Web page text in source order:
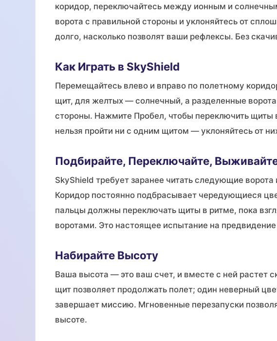
коридор, переключайтесь между ионным и
ворота с правильной стороны и уклоняйтесь от
долго, насколько позволят ваши рефлексы. Без
Как Играть в SkyShield
Перемещайтесь влево и вправо по полетному
щит, для желтых — солнечный, а разделенные
стороны. Нажмите Пробел, чтобы переключить щиты
нельзя пройти ни с одним щитом — уклоняйтесь от
Подбирайте, Переключайте,
SkyShield требует заранее читать следующие
Коридор постоянно подбрасывает чередующиеся
пальцы должны переключать щиты в ритме, пока
воротами. Это настоящее испытание на предвидение
Набирайте Высоту
Ваша высота — это ваш счет, и вместе с ней растет
щит позволяет продолжать полет; один неверный
завершает миссию. Мгновенные перезапуски
высоте.